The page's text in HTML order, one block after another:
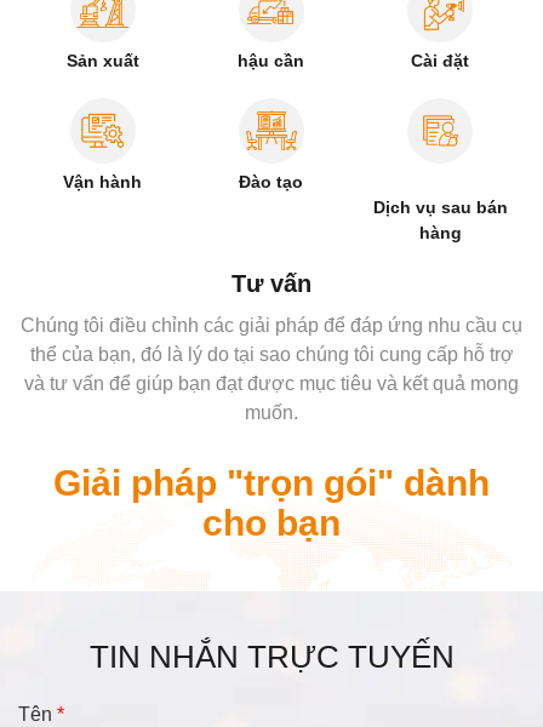
Sản xuất hậu cần Cài đặt
Vận hành
Đào tạo
Dịch vụ sau bán
hàng
Tư vấn
Chúng tôi điều chỉnh các giải pháp để đáp ứng nhu cầu cụ
thể của bạn, đó là lý do tại sao chúng tôi cung cấp hỗ trợ
và tư vấn để giúp bạn đạt được mục tiêu và kết quả mong
muốn.
Giải pháp "trọn gói" dành
cho bạn
TIN NHẮN TRỰC TUYẾN
Tên *